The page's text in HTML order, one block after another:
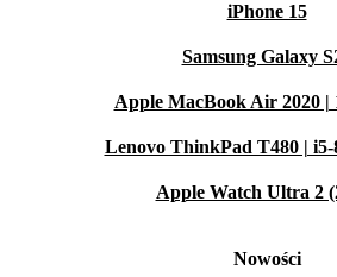
iPhone 15
Samsung Galaxy
Apple MacBook Air 2020 |
Lenovo ThinkPad T480 | i5-
Apple Watch Ultra 2
Nowości